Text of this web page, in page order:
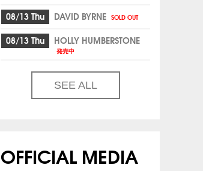
08/13 Thu DAVID BYRNE SOLD OUT
08/13 Thu HOLLY HUMBERSTONE
発売中
SEE ALL
OFFICIAL MEDIA